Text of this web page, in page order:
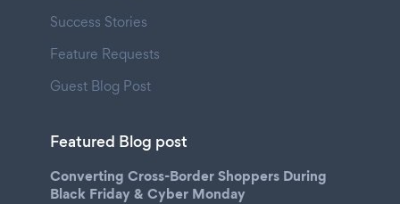
Success Stories
Feature Requests
Guest Blog Post
Featured Blog post
Converting Cross-Border Shoppers During
Black Friday & Cyber Monday